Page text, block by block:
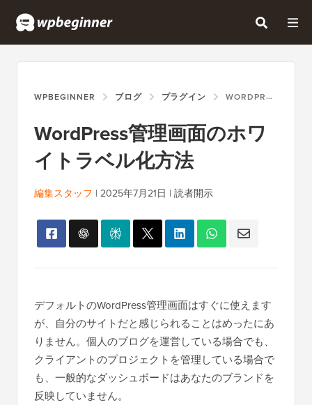
WPBEGINNER ブログ プラグイン WORDPRESS管理画面のホワイトラベル化方法
WordPress管理画面のホワ
イトラベル化方法
編集スタッフ | 2025年7月21日 | 読者開示
デフォルトのWordPress管理画面はすぐに使えます
が、自分のサイトだと感じられることはめったにあ
りません。個人のブログを運営している場合でも、
クライアントのプロジェクトを管理している場合で
も、一般的なダッシュボードはあなたのブランドを
反映していません。